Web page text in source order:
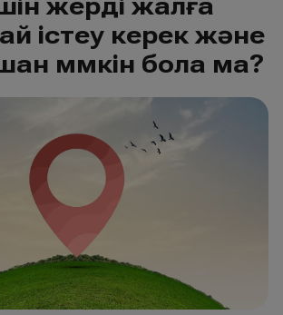
істеу керек және
мүмкін бола ма?